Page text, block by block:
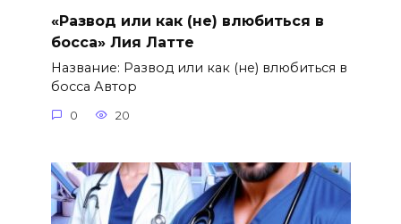
«Развод или как (не) влюбиться в
босса» Лия Латте
Название: Развод или как (не) влюбиться в
босса Автор
0 20